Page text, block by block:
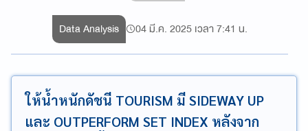
Data Analysis 04 มี.ค. 2025 เวลา 7:41 น.
ให้น้ำหนักดัชนี TOURISM มี SIDEWAY UP
และ OUTPERFORM SET INDEX หลังจาก